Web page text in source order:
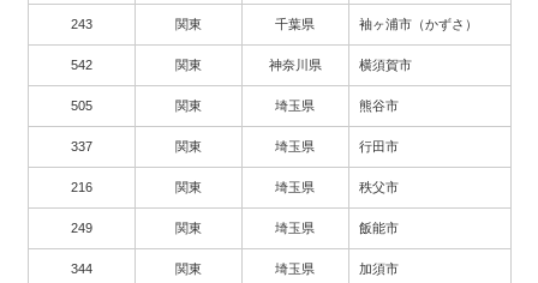
243 関東 千葉県 袖ヶ浦市（かずさ）
542 関東 神奈川県 横須賀市
505 関東 埼玉県 熊谷市
337 関東 埼玉県 行田市
216 関東 埼玉県 秩父市
249 関東 埼玉県 飯能市
344 関東 埼玉県 加須市